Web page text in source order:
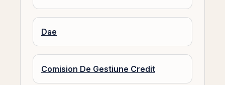
Dae
Comision De Gestiune Credit